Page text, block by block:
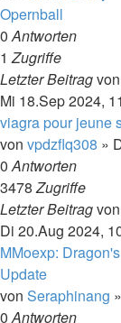
Opernball
0Antworten
1Zugriffe
Letzter Beitragvon
Mi 18.Sep 2024,
viagra pour jeune
von vpdzflq308 »
0Antworten
3478Zugriffe
Letzter Beitragvon
Di 20.Aug 2024,
MMoexp:
Update
von Seraphinang »
0Antworten